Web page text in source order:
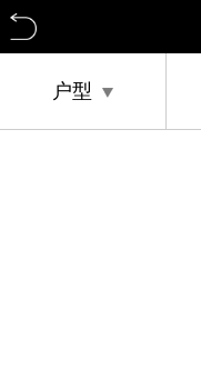
户型